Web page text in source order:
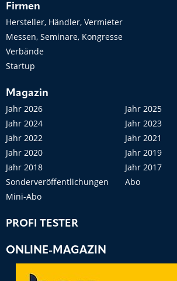
Firmen
Hersteller, Händler, Vermieter
Messen, Seminare, Kongresse
Verbände
Startup
Magazin
Jahr 2026
Jahr 2025
Jahr 2024
Jahr 2023
Jahr 2022
Jahr 2021
Jahr 2020
Jahr 2019
Jahr 2018
Jahr 2017
Sonderveröffentlichungen
Abo
Mini-Abo
PROFI TESTER
ONLINE-MAGAZIN